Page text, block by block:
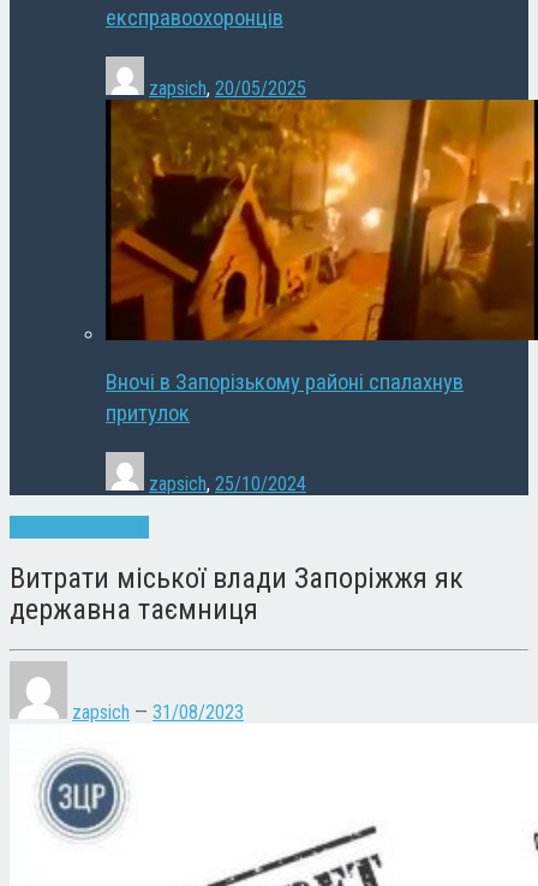
експравоохоронців
zapsich, 20/05/2025
Вночі в Запорізькому районі спалахнув
притулок
zapsich, 25/10/2024
Витрати міської влади Запоріжжя як
державна таємниця
zapsich — 31/08/2023